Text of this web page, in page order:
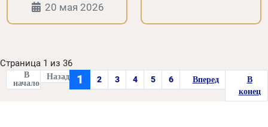
Информация о Странице
20 мая 2026
Страница 1 из 36
1 2 3 4 5 6